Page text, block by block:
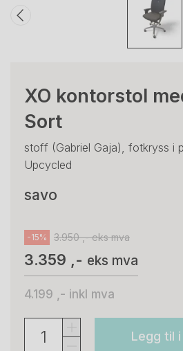
XO kontorstol
Sort
stoff (Gabriel Gaja), fotkryss i
Upcycled
savo
-15% 3.950 ,- eks mva
3.359 ,- eks mva
4.199 ,- inkl mva
Legg til